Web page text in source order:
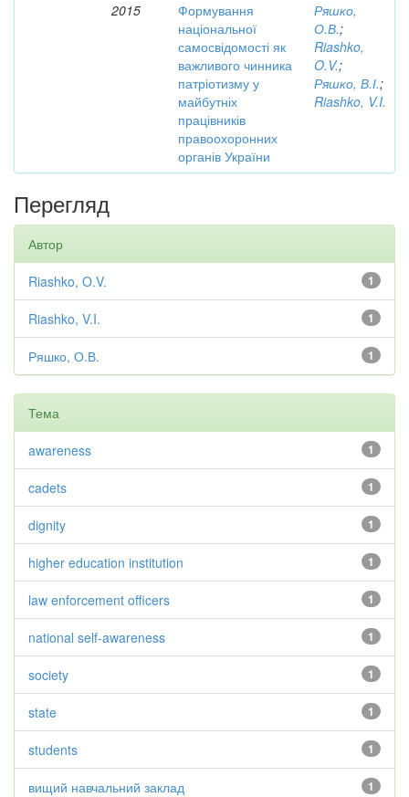
2015
Формування
національної
самосвідомості як
важливого чинника
патріотизму у
майбутніх
працівників
правоохоронних
органів України
Ряшко,
О.В.;
Riashko,
O.V.;
Ряшко, В.І.;
Riashko, V.I.
Перегляд
Автор
1
Riashko, O.V.
1
Riashko, V.I.
1
Ряшко, О.В.
Тема
1
awareness
1
cadets
1
dignity
1
higher education institution
1
law enforcement officers
1
national self-awareness
1
society
1
state
1
students
1
вищий навчальний заклад